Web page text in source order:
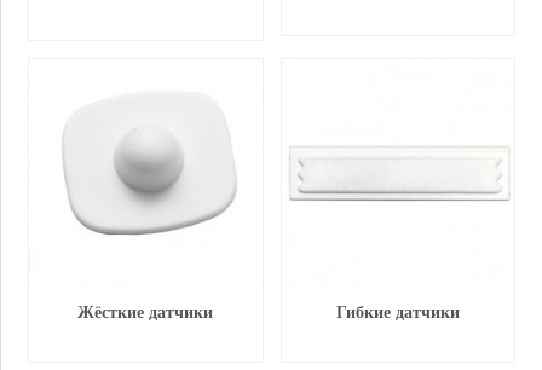
Жёсткие датчики Гибкие датчики